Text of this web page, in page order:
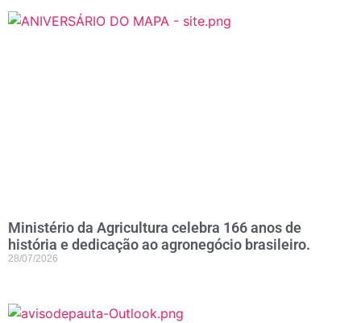
Ministério da Agricultura celebra 166 anos de
história e dedicação ao agronegócio brasileiro.
28/07/2026